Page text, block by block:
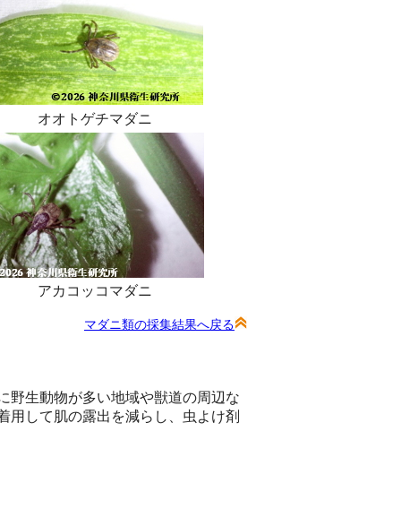
オオトゲチマダニ
アカコッコマダニ
マダニ類の採集結果へ戻る
野生動物が多い地域や獣道の周辺な
用して肌の露出を減らし、虫よけ剤